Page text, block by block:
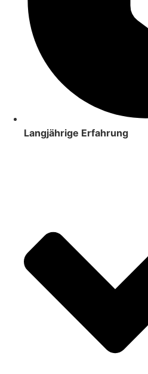
Langjährige Erfahrung